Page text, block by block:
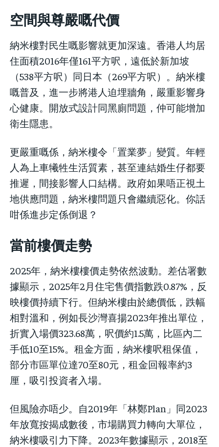
空間與尊嚴嘅代價
納米樓對民生嘅影響就更加深遠。香港人均居
住面積2016年僅161平方呎，遠低於新加坡
（538平方呎）同日本（269平方呎）。納米樓
嘅普及，進一步將港人迫埋牆角，嚴重影響身
心健康。開放式設計同黑廁問題，仲可能增加
衛生隱患。
更嚴重嘅係，納米樓令「置業夢」變質。年輕
人為上車犧牲生活質素，甚至連結婚生仔都要
推遲，間接影響人口結構。政府如果唔正視土
地供應問題，納米樓問題只會繼續惡化。你話
咁係進步定係倒退？
當前樓價走勢
2025年，納米樓樓價走勢依然波動。差估署數
據顯示，2025年2月住宅售價指數跌0.87%，反
映樓價持續下行。但納米樓由於總價低，跌幅
相對溫和，例如長沙灣喜揚2023年推出單位，
折實入場價323.68萬，呎價約1.5萬，比區內二
手低10至15%。租金方面，納米樓呎租保值，
部分市區單位達70至80元，租金回報率約3
厘，吸引投資者入場。
但風險亦唔少。自2019年「林鄭Plan」同2023
年放寬按揭成數後，市場購買力轉向大單位，
納米樓吸引力下降。2023年數據顯示，2018至